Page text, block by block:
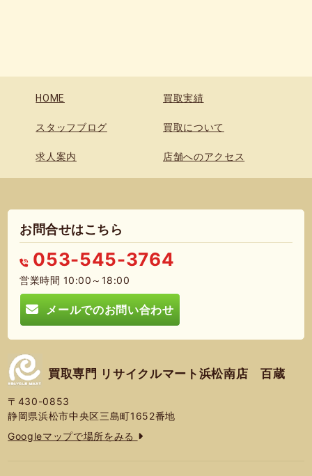
HOME 買取実績
スタッフブログ 買取について
求人案内 店舗へのアクセス
お問合せはこちら
053-545-3764
営業時間 10:00～18:00
メールでのお問い合わせ
買取専門 リサイクルマート浜松南店 百蔵
〒430-0853
静岡県浜松市中央区三島町1652番地
Googleマップで場所をみる